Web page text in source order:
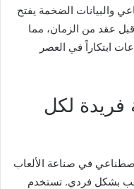
والبيانات الضخمة يفتح
عقد من الزمان، مما
ابتكاراً في العصر
فريدة لكل
في صناعة الألعاب
بشكل فردي. تستخدم